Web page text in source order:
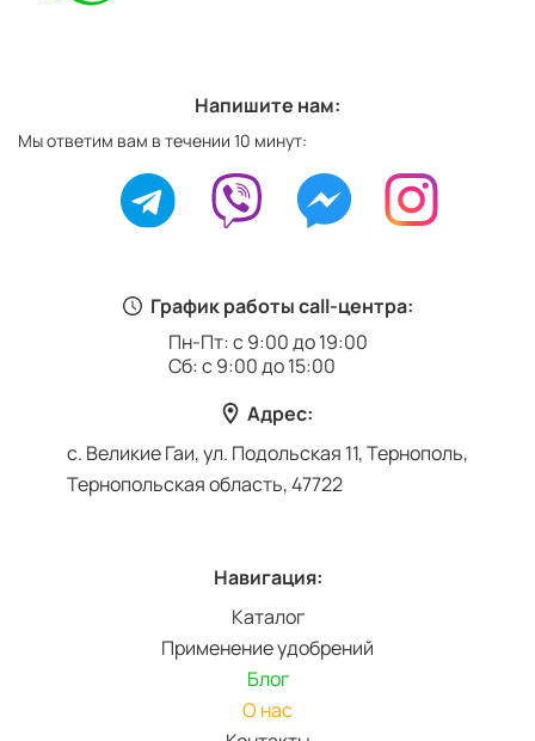
График работы call-центра:
Пн-Пт: с 9:00 до 19:00
Сб: с 9:00 до 15:00
Адрес:
с. Великие Гаи, ул. Подольская 11, Тернополь,
Тернопольская область, 47722
Навигация:
Каталог
Применение удобрений
Блог
О нас
Напишите нам:
Мы ответим вам в течении 10 минут: